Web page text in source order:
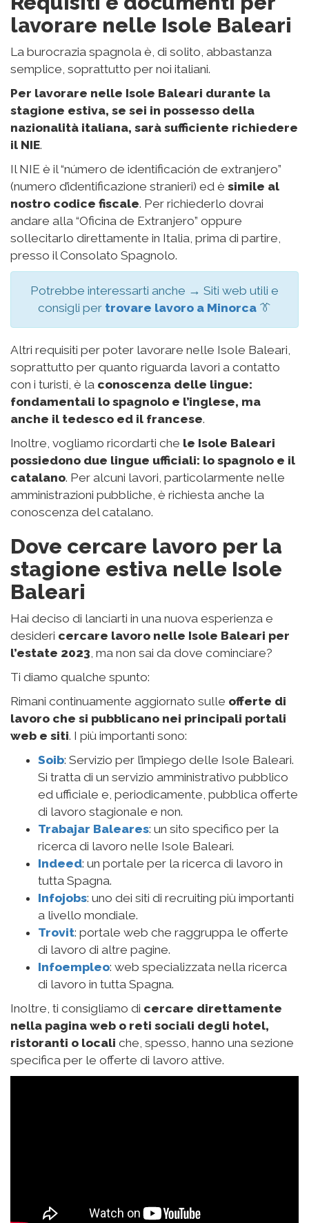
Requisiti e documenti per
lavorare nelle Isole Baleari
La burocrazia spagnola è, di solito, abbastanza
semplice, soprattutto per noi italiani.
Per lavorare nelle Isole Baleari durante la
nazionalità italiana, sarà sufficiente richiedere
il NIE
Il NIE è il “número de identificación de extranjero”
(numero d’identificazione stranieri) ed è
nostro codice fiscale . Per richiederlo dovrai
andare alla “Oficina de Extranjero” oppure
sollecitarlo direttamente in Italia, prima di partire,
Potrebbe interessarti anche → Siti web utili e
consigli pertrovare lavoro a Minorca👔
Altri requisiti per poter lavorare nelle Isole Baleari,
soprattutto per quanto riguarda lavori a contatto
con i turisti, è laconoscenza delle lingue:
fondamentali lo spagnolo e l’inglese, ma
anche il tedesco ed il francese.
Inoltre, vogliamo ricordarti che
le Isole Baleari
possiedono due lingue ufficiali: lo spagnolo e il
catalano . Per alcuni lavori, particolarmente nelle
amministrazioni pubbliche, è richiesta anche la
conoscenza del catalano.
Dove cercare lavoro per la
stagione estiva nelle Isole
Baleari
Hai deciso di lanciarti in una nuova esperienza e
desidericercare lavoro nelle Isole Baleari per
l’estate 2023, ma non sai da dove cominciare?
ed ufficiale e, periodicamente, pubblica offerte